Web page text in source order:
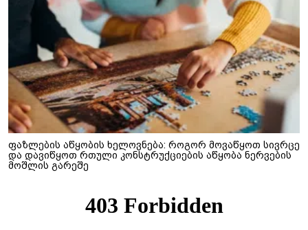
ფაზლების აწყობის ხელოვნება: როგორ მოვაწყოთ სივრცე
და დავიწყოთ რთული კონსტრუქციების აწყობა ნერვების
მოშლის გარეშე